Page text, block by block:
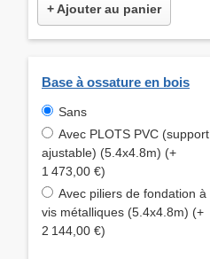
+ Ajouter au panier
Base à ossature en bois
Sans
Avec PLOTS PVC (support
ajustable) (5.4x4.8m) (+
1 473,00 €)
Avec piliers de fondation à
vis métalliques (5.4x4.8m) (+
2 144,00 €)